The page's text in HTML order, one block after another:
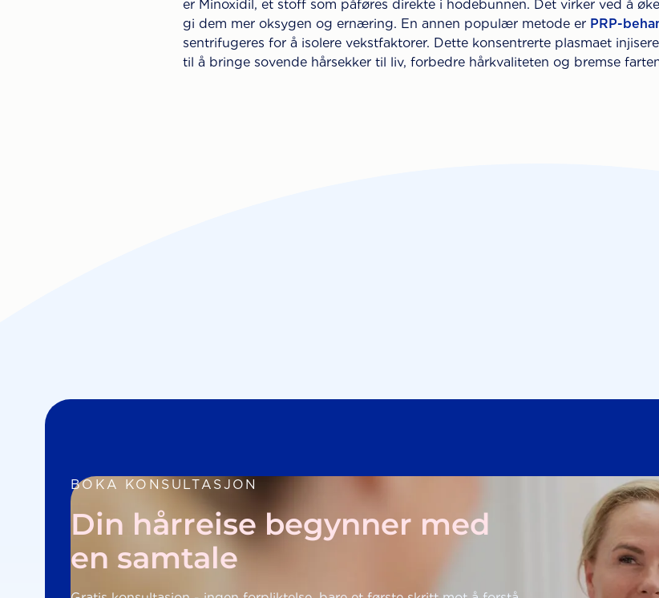
er Minoxidil, et stoff som påføres direkte i hodebunnen. Det virker ved å
gi dem mer oksygen og ernæring. En annen populær metode er PRP-
sentrifugeres for å isolere vekstfaktorer. Dette konsentrerte plasmaet
til å bringe sovende hårsekker til liv, forbedre hårkvaliteten og bremse
BOKA KONSULTASJON
Din hårreise begynner med
en samtale